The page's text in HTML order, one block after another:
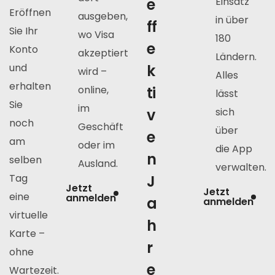
Eröffnen
Sie Ihr
Konto
und
erhalten
Sie
noch
am
selben
Tag
eine
virtuelle
Karte –
ohne
Wartezeit.
ausgeben,
wo Visa
akzeptiert
wird –
online,
im
Geschäft
oder im
Ausland.
Jetzt
anmelden
e
ff
e
k
ti
v
e
n
J
a
h
r
e
in über
180
Ländern.
Alles
lässt
sich
über
die App
verwalten.
Jetzt
anmelden